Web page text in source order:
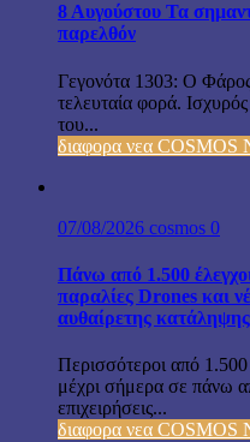
8 Αυγούστου Τα
παρελθόν
Γεγονότα 1303: Ο Φάρος
τελευταία φορά.
του...
διαφορα νεα COSMOS
07/08/2026 cosmos 0
Πάνω από 1.500
παραλίες Drones και
αυθαίρετης κατάληψης
Περισσότεροι από 1.500
μέχρι σήμερα σε πάνω
επιχειρήσεις...
διαφορα νεα COSMOS